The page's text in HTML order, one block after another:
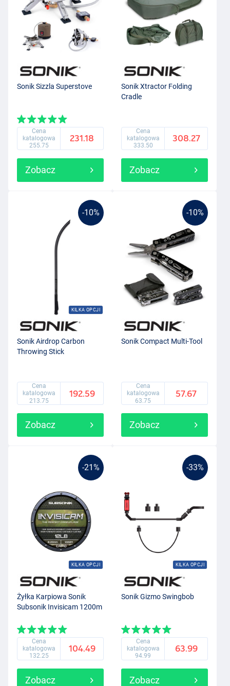
Sonik Sizzla Superstove
Cena
katalogowa
255.75
231.18
Zobacz
Sonik Xtractor Folding
Cradle
Cena
katalogowa
333.50
308.27
Zobacz
-10%
KILKA OPCJI
Sonik Airdrop Carbon
Throwing Stick
Cena
katalogowa
213.75
192.59
Zobacz
-10%
Sonik Compact Multi-Tool
Cena
katalogowa
63.75
57.67
Zobacz
-21%
KILKA OPCJI
Żyłka Karpiowa Sonik
Subsonik Invisicam 1200m
Cena
katalogowa
132.25
104.49
Zobacz
-33%
KILKA OPCJI
Sonik Gizmo Swingbob
Cena
katalogowa
94.99
63.99
Zobacz